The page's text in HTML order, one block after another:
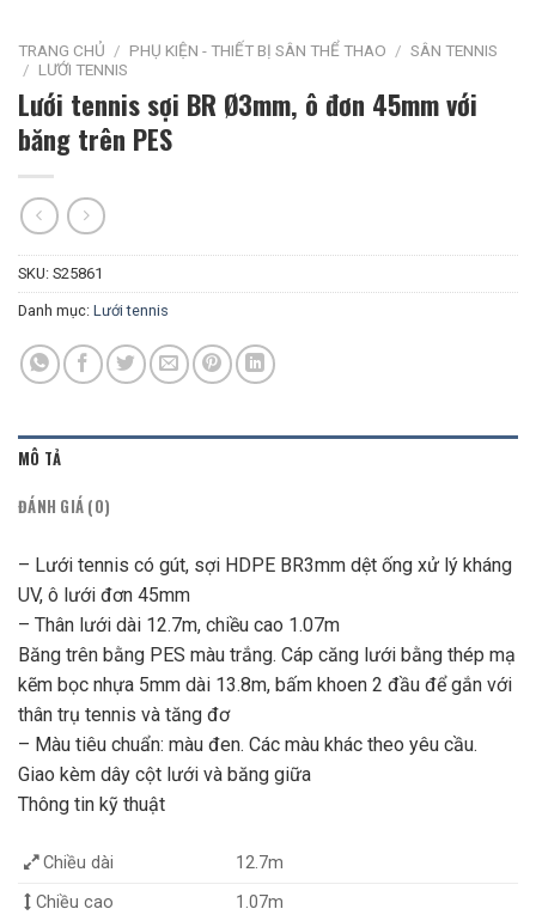
TRANG CHỦ / PHỤ KIỆN - THIẾT BỊ SÂN THỂ THAO / SÂN TENNIS
/ LƯỚI TENNIS
Lưới tennis sợi BR Ø3mm, ô đơn 45mm với
băng trên PES
SKU: S25861
Danh mục: Lưới tennis
MÔ TẢ
ĐÁNH GIÁ (0)
– Lưới tennis có gút, sợi HDPE BR3mm dệt ống xử lý kháng
UV, ô lưới đơn 45mm
– Thân lưới dài 12.7m, chiều cao 1.07m
Băng trên bằng PES màu trắng. Cáp căng lưới bằng thép mạ
kẽm bọc nhựa 5mm dài 13.8m, bấm khoen 2 đầu để gắn với
thân trụ tennis và tăng đơ
– Màu tiêu chuẩn: màu đen. Các màu khác theo yêu cầu.
Giao kèm dây cột lưới và băng giữa
Thông tin kỹ thuật
Chiều dài
12.7m
Chiều cao
1.07m